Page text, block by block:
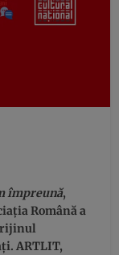
împreună,
Română a
ARTLIT,